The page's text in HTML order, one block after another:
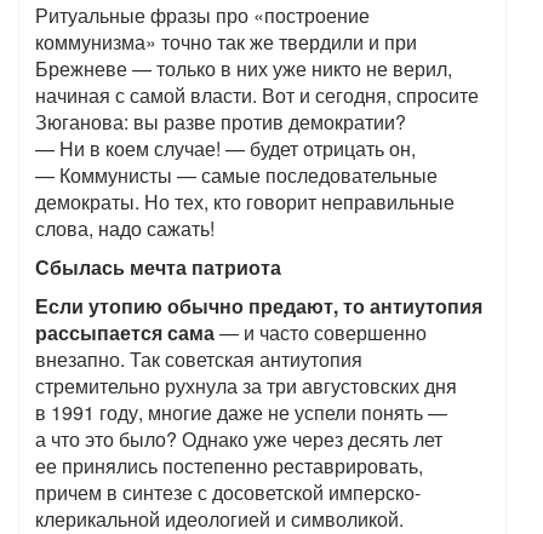
Ритуальные фразы про «построение
коммунизма» точно так же твердили и при
Брежневе — только в них уже никто не верил,
начиная с самой власти. Вот и сегодня, спросите
Зюганова: вы разве против демократии?
— Ни в коем случае! — будет отрицать он,
— Коммунисты — самые последовательные
демократы. Но тех, кто говорит неправильные
слова, надо сажать!
Сбылась мечта патриота
Если утопию обычно предают, то антиутопия
рассыпается сама— и часто совершенно
внезапно. Так советская антиутопия
стремительно рухнула за три августовских дня
в 1991 году, многие даже не успели понять —
а что это было? Однако уже через десять лет
ее принялись постепенно реставрировать,
причем в синтезе с досоветской имперско-
клерикальной идеологией и символикой.